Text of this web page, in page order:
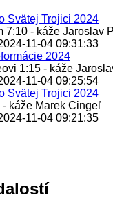
Svätej Trojici 2024
7:10 - káže Jaroslav
11-04 09:31:33
2024
1:15 - káže
11-04 09:25:54
Svätej Trojici 2024
- káže Marek Cingeľ
11-04 09:21:35